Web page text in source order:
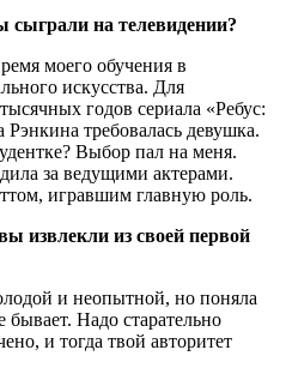
сыграли на телевидении?
моего обучения в
искусства. Для
годов сериала «Ребус:
требовалась девушка.
Выбор пал на меня.
за ведущими актерами.
игравшим главную роль.
извлекли из своей первой
и неопытной, но поняла
бывает. Надо старательно
и тогда твой авторитет